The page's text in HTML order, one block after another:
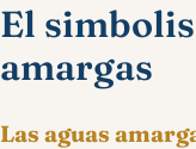
El
amargas
Las aguas